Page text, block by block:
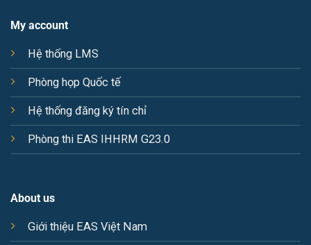
My account
Hệ thống LMS
Phòng họp Quốc tế
Hệ thống đăng ký tín chỉ
Phòng thi EAS IHHRM G23.0
About us
Giới thiệu EAS Việt Nam